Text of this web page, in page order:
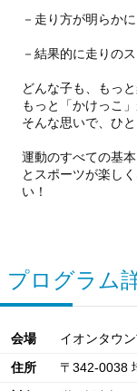
－走り方が明らか
－結果的に走りの
どんな子も、もっ
もっと「かけっこ
そんな思いで、ひ
運動のすべての基
とスポーツが楽し
い！
プログラム
会場
イオンタウ
住所
〒342-0038